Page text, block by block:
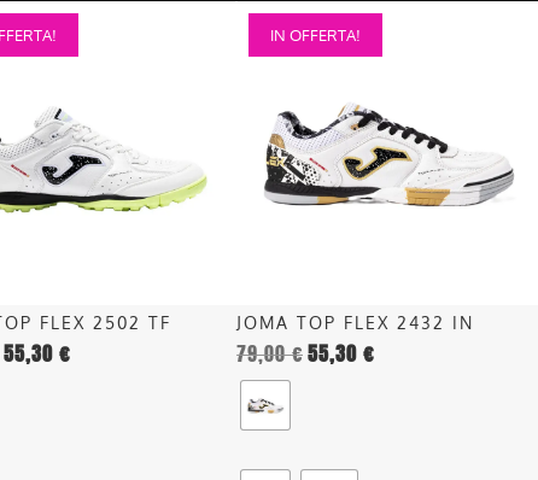
FLEX 2502 TF
55,30€
IN OFFERTA!
JOMA TOP FLEX 2432 IN
79,00€55,30€
Questo
prodotto
varianti.
opzioni
pagina
del
prodotto